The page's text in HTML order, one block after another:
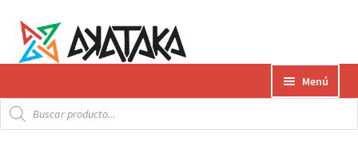
la
navegación
contenido
Menú
Productos
el
Búsqueda
de
productos